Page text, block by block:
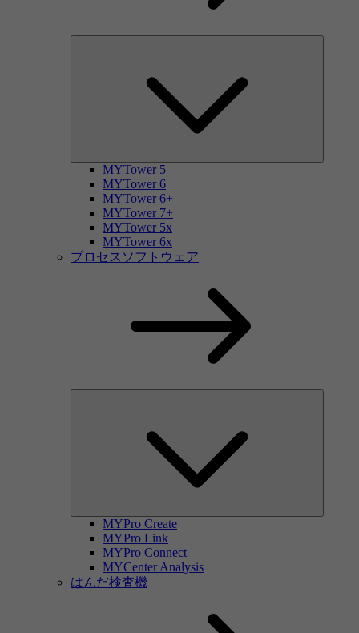
MYTower 5
MYTower 6
MYTower 6+
MYTower 7+
MYTower 5x
MYTower 6x
プロセスソフトウェア
MYPro Create
MYPro Link
MYPro Connect
MYCenter Analysis
はんだ検査機